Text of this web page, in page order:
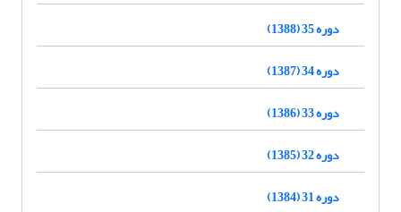
دوره 35 (1388)
دوره 34 (1387)
دوره 33 (1386)
دوره 32 (1385)
دوره 31 (1384)